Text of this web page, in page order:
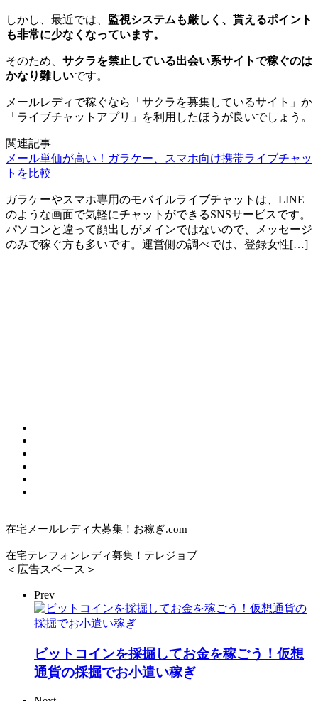
しかし、最近では、 監視システムも厳しく、貰えるポイント
も非常に少なくなっています。
そのため、 サクラを禁止している出会い系サイトで稼ぐのは
かなり難しいです。
メールレディで稼ぐなら「サクラを募集しているサイト」か
「ライブチャットアプリ」を利用したほうが良いでしょう。
関連記事
メール単価が高い！ガラケー、スマホ向け携帯ライブチャッ
トを比較
ガラケーやスマホ専用のモバイルライブチャットは、LINE
のような画面で気軽にチャットができるSNSサービスです。
パソコンと違って顔出しがメインではないので、メッセージ
のみで稼ぐ方も多いです。運営側の調べでは、登録女性[…]
在宅メールレディ大募集！お稼ぎ.com
在宅テレフォンレディ募集！テレジョブ
＜広告スペース＞
Prev
ビットコインを採掘してお金を稼ごう！仮想
通貨の採掘でお小遣い稼ぎ